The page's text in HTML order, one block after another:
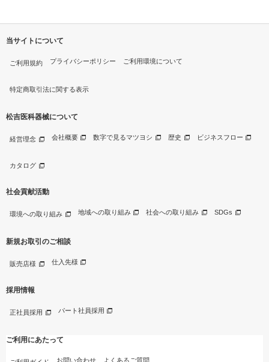
当サイトについて
ご利用規約 プライバシーポリシー ご利用環境について
特定商取引法に関する表示
松吉医科器械について
経営理念 会社概要 数字で見るマツヨシ 歴史 ビジネスフロー
カタログ
社会貢献活動
環境への取り組み 地域への取り組み 社会への取り組み SDGs
新規お取引のご相談
販売店様 仕入先様
採用情報
正社員採用 パート社員採用
ご利用にあたって
お問い合わせ よくあるご質問